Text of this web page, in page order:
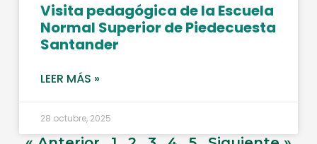
Visita pedagógica de la Escuela
Normal Superior de Piedecuesta
Santander
LEER MÁS »
28 octubre, 2025